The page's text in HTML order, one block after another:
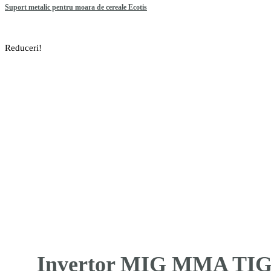
Suport metalic pentru moara de cereale Ecotis
Reduceri!
Invertor MIG MMA TIG